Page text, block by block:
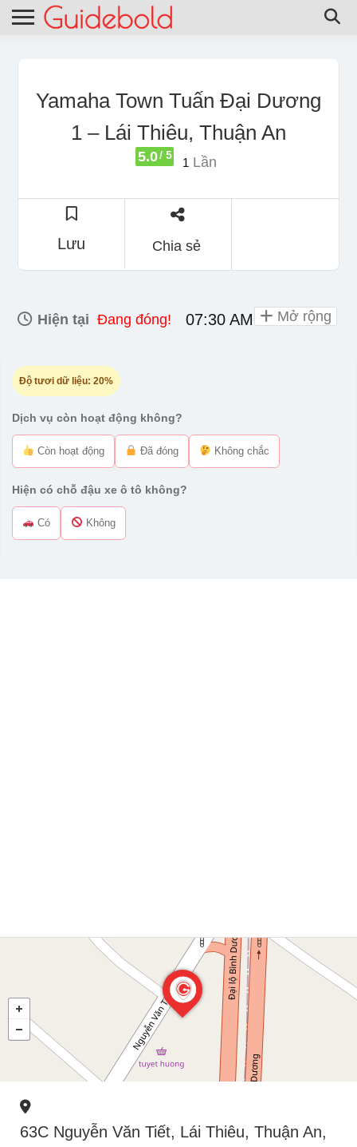
Yamaha Town Tuấn Đại Dương
1 – Lái Thiêu, Thuận An
5.0/ 5
1 Lần
Lưu Chia sẻ
Hiện tại Đang đóng! 07:30 AM - 07:30 PM
Độ tươi dữ liệu: 20%
Dịch vụ còn hoạt động không?
Còn hoạt động Đã đóng Không chắc
Hiện có chỗ đậu xe ô tô không?
Có Không
Mở rộng
63C Nguyễn Văn Tiết, Lái Thiêu, Thuận An,